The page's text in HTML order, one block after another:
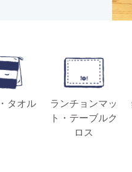
タオル
ランチョンマッ
ト・テーブルク
ロス